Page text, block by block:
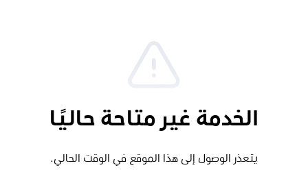
الخدمة غير متاحة حاليًا
يتعذر الوصول إلى هذا الموقع في الوقت الحالي.